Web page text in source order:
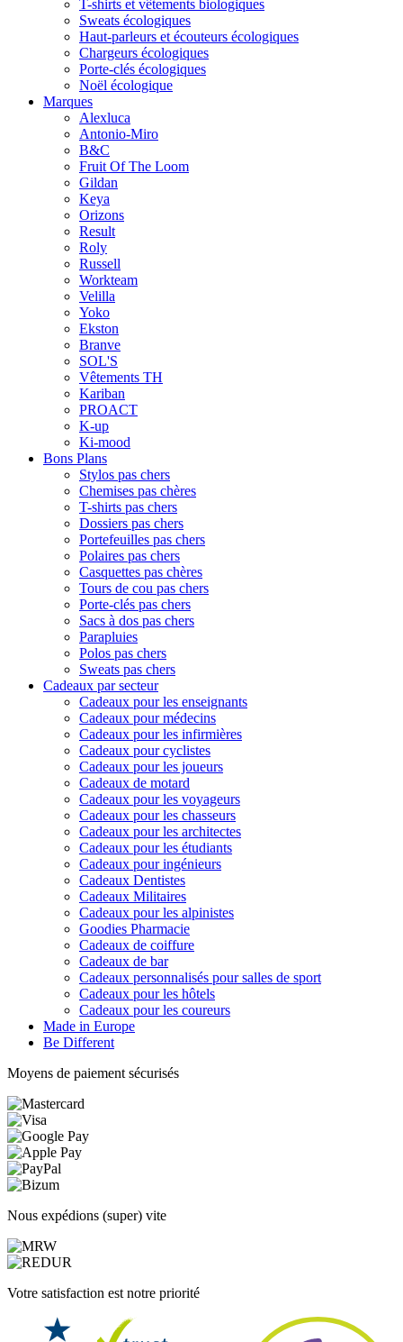
T-shirts et vêtements biologiques
Sweats écologiques
Haut-parleurs et écouteurs écologiques
Chargeurs écologiques
Porte-clés écologiques
Noël écologique
Marques
Alexluca
Antonio-Miro
B&C
Fruit Of The Loom
Gildan
Keya
Orizons
Result
Roly
Russell
Workteam
Velilla
Yoko
Ekston
Branve
SOL'S
Vêtements TH
Kariban
PROACT
K-up
Ki-mood
Bons Plans
Stylos pas chers
Chemises pas chères
T-shirts pas chers
Dossiers pas chers
Portefeuilles pas chers
Polaires pas chers
Casquettes pas chères
Tours de cou pas chers
Porte-clés pas chers
Sacs à dos pas chers
Parapluies
Polos pas chers
Sweats pas chers
Cadeaux par secteur
Cadeaux pour les enseignants
Cadeaux pour médecins
Cadeaux pour les infirmières
Cadeaux pour cyclistes
Cadeaux pour les joueurs
Cadeaux de motard
Cadeaux pour les voyageurs
Cadeaux pour les chasseurs
Cadeaux pour les architectes
Cadeaux pour les étudiants
Cadeaux pour ingénieurs
Cadeaux Dentistes
Cadeaux Militaires
Cadeaux pour les alpinistes
Goodies Pharmacie
Cadeaux de coiffure
Cadeaux de bar
Cadeaux personnalisés pour salles de sport
Cadeaux pour les hôtels
Cadeaux pour les coureurs
Made in Europe
Be Different
Moyens de paiement sécurisés
Nous expédions (super) vite
Votre satisfaction est notre priorité